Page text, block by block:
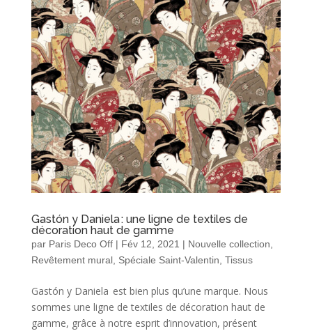
Gastón y Daniela : une ligne de textiles de
décoration haut de gamme
par Paris Deco Off| Fév 12, 2021 | Nouvelle collection
Revêtement mural, Spéciale Saint-Valentin Tissus
Gastón y Daniela est bien plus qu’une marque. Nous
sommes une ligne de textiles de décoration haut de
gamme, grâce à notre esprit d’innovation, présent